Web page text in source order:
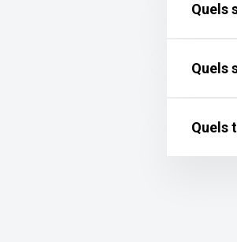
Quels
Quels
Quels